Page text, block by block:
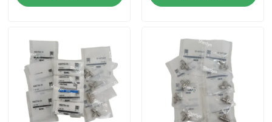
घर
उत्पाद
वीडियो